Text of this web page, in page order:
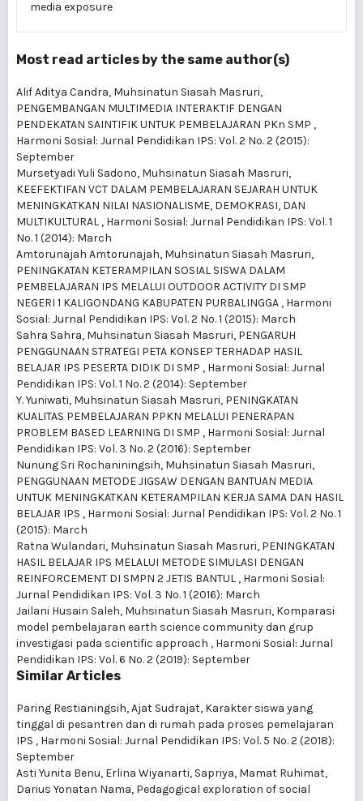
media exposure
Most read articles by the same author(s)
Alif Aditya Candra, Muhsinatun Siasah Masruri,
PENGEMBANGAN MULTIMEDIA INTERAKTIF DENGAN
PENDEKATAN SAINTIFIK UNTUK PEMBELAJARAN PKn SMP ,
Harmoni Sosial: Jurnal Pendidikan IPS: Vol. 2 No. 2 (2015):
September
Mursetyadi Yuli Sadono, Muhsinatun Siasah Masruri,
KEEFEKTIFAN VCT DALAM PEMBELAJARAN SEJARAH UNTUK
MENINGKATKAN NILAI NASIONALISME, DEMOKRASI, DAN
MULTIKULTURAL , Harmoni Sosial: Jurnal Pendidikan IPS: Vol. 1
No. 1 (2014): March
Amtorunajah Amtorunajah, Muhsinatun Siasah Masruri,
PENINGKATAN KETERAMPILAN SOSIAL SISWA DALAM
PEMBELAJARAN IPS MELALUI OUTDOOR ACTIVITY DI SMP
NEGERI 1 KALIGONDANG KABUPATEN PURBALINGGA , Harmoni
Sosial: Jurnal Pendidikan IPS: Vol. 2 No. 1 (2015): March
Sahra Sahra, Muhsinatun Siasah Masruri, PENGARUH
PENGGUNAAN STRATEGI PETA KONSEP TERHADAP HASIL
BELAJAR IPS PESERTA DIDIK DI SMP , Harmoni Sosial: Jurnal
Pendidikan IPS: Vol. 1 No. 2 (2014): September
Y. Yuniwati, Muhsinatun Siasah Masruri, PENINGKATAN
KUALITAS PEMBELAJARAN PPKN MELALUI PENERAPAN
PROBLEM BASED LEARNING DI SMP , Harmoni Sosial: Jurnal
Pendidikan IPS: Vol. 3 No. 2 (2016): September
Nunung Sri Rochaniningsih, Muhsinatun Siasah Masruri,
PENGGUNAAN METODE JIGSAW DENGAN BANTUAN MEDIA
UNTUK MENINGKATKAN KETERAMPILAN KERJA SAMA DAN HASIL
BELAJAR IPS , Harmoni Sosial: Jurnal Pendidikan IPS: Vol. 2 No. 1
(2015): March
Ratna Wulandari, Muhsinatun Siasah Masruri, PENINGKATAN
HASIL BELAJAR IPS MELALUI METODE SIMULASI DENGAN
REINFORCEMENT DI SMPN 2 JETIS BANTUL , Harmoni Sosial:
Jurnal Pendidikan IPS: Vol. 3 No. 1 (2016): March
Jailani Husain Saleh, Muhsinatun Siasah Masruri, Komparasi
model pembelajaran earth science community dan grup
investigasi pada scientific approach , Harmoni Sosial: Jurnal
Pendidikan IPS: Vol. 6 No. 2 (2019): September
Similar Articles
Paring Restianingsih, Ajat Sudrajat, Karakter siswa yang
tinggal di pesantren dan di rumah pada proses pemelajaran
IPS , Harmoni Sosial: Jurnal Pendidikan IPS: Vol. 5 No. 2 (2018):
September
Asti Yunita Benu, Erlina Wiyanarti, Sapriya, Mamat Ruhimat,
Darius Yonatan Nama, Pedagogical exploration of social